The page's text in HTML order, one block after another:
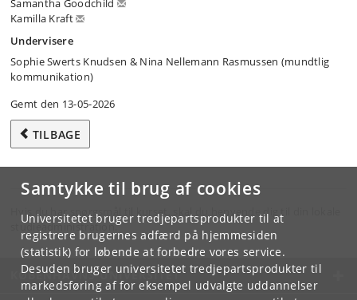
Samtykke til brug af cookies
Universitetet bruger tredjepartsprodukter til at
registrere brugernes adfærd på hjemmesiden
(statistik) for løbende at forbedre vores service.
Desuden bruger universitetet tredjepartsprodukter til
markedsføring af for eksempel udvalgte uddannelser
Samantha Goodchild
Kamilla Kraft
Undervisere
Sophie Swerts Knudsen & Nina Nellemann Rasmussen (mundtlig
kommunikation)
Gemt den 13-05-2026
TILBAGE
Hvis du har spørgsmål til kurset, skal du henvende dig til din lokale
studieadministration.
KØBENHAVNS UNIVERSITET